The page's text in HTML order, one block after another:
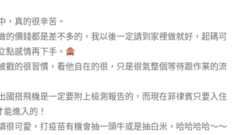
，真的很辛苦。
價錢都是差不多的，我以後一定請到家裡做就好，起碼可
點感情再下手。
的很習慣，看他自在的很，只是很氣整個等待跟作業的流
國搭飛機是一定要附上檢測報告的，而現在菲律賓只要入住
進入的！
很可愛，打疫苗有機會抽一頭牛或是抽白米，哈哈哈哈～～